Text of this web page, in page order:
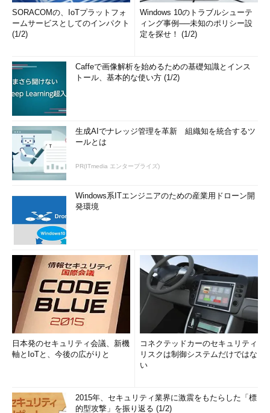
とが理想です。
障害の内容がクリティカルなものであったり原因が特定できな
へとエスカレートします。エスカレートを受けた2次ラインのス
タッフは、より詳細にシステム障害を切り分け、迅速にシステム
を復旧するように努めます。2次ライン以降のスタッフは常駐し
ている必要はありませんが、エスカレートを受けたらすぐに対応
できるように待機しておく必要があります。そのため3人以上の
スタッフが、当番制で待機することが理想です。待機中の2次ラ
インスタッフは、飲酒などは控えるべきです。また、急病などに
より2次ラインスタッフが不在にならないよう、2次ラインのグル
ープ内では密な連絡を取り合う必要があります。
飲酒を控えて待機する2次ラインスタッフの責務
システムの障害に関する情報は、管理者グループ内で共有でき
るような体制を作る必要があります。共有しなければならない情
報には次のようなものがあります。
いつ検知されたか
どのような症状が発生しているか
誰がどのように対応したか
対応の結果どうなったか
今後はどのように対処すればいいのか
て、今後の対応に役立てることも重要です。このような障害対応
SORACOMの、IoTプラットフォ
ームサービスとしてのインパクト
(1/2)
Windows 10のトラブルシューテ
ィング事例──未知のポリシー設
定を探せ！ (1/2)
Caffeで画像解析を始めるための基礎知識とインス
トール、基本的な使い方 (1/2)
生成AIでナレッジ管理を革新 組織知を統合するツ
ールとは
PR(ITmedia エンタープライズ)
Windows系ITエンジニアのための産業用ドローン開
発環境
日本発のセキュリティ会議、新機
軸とIoTと、今後の広がりと
コネクテッドカーのセキュリティ
リスクは制御システムだけではな
い
2015年、セキュリティ業界に激震をもたらした「標
的型攻撃」を振り返る (1/2)